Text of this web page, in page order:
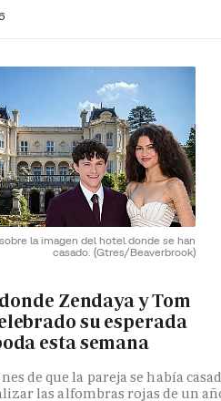
la imagen del hotel donde se han
casado. (Gtres/Beaverbrook)
Zendaya y Tom
su esperada
esta semana
de que la pareja se había
las alfombras rojas de un